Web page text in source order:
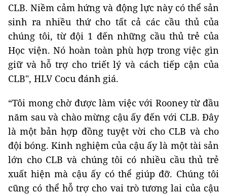
CLB. Niềm cảm hứng và động lực này có thể sản
sinh ra nhiều thứ cho tất cả các cầu thủ của
chúng tôi, từ đội 1 đến những cầu thủ trẻ của
Học viện. Nó hoàn toàn phù hợp trong việc gìn
giữ và hỗ trợ cho triết lý và cách tiếp cận của
CLB", HLV Cocu đánh giá.
“Tôi mong chờ được làm việc với Rooney từ đầu
năm sau và chào mừng cậu ấy đến với CLB. Đây
là một bản hợp đồng tuyệt vời cho CLB và cho
đội bóng. Kinh nghiệm của cậu ấy là một tài sản
lớn cho CLB và chúng tôi có nhiều cầu thủ trẻ
xuất hiện mà cậu ấy có thể giúp đỡ. Chúng tôi
cũng có thể hỗ trợ cho vai trò tương lai của cậu